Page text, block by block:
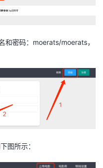
和密码：moerats/moerats，
图所示：